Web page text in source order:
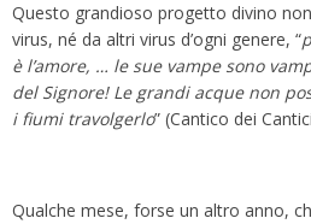
Questo grandioso progetto divino
virus, né da altri virus d’ogni genere, “
è l’amore, … le sue vampe sono
del Signore! Le grandi acque non
i fiumi travolgerlo” (Cantico dei
Qualche mese, forse un altro anno,